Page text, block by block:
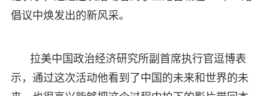
倡议中焕发出的新风采。
拉美中国政治经济研究所副首席执行官逗博表
示，通过这次活动他看到了中国的未来和世界的未